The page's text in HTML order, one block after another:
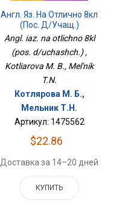
Англ. Яз. На Отлично 8кл
(пос. Д/учащ.)
Angl. iaz. na otlichno 8kl
(pos. d/uchashch.) ,
Kotliarova M. B., Mel'nik
T.N.
Котлярова М. Б.,
Мельник Т.Н.
Артикул: 1475562
$22.86
Доставка за 14–20 дней
КУПИТЬ